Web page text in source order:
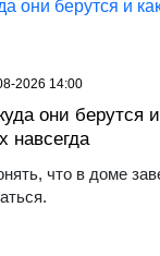
они берутся и
навсегда
что в доме
2026 14:00